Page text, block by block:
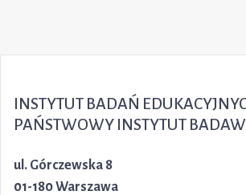
INSTYTUT BADAŃ
PAŃSTWOWY INSTYTUT
ul. Górczewska 8
01-180 Warszawa